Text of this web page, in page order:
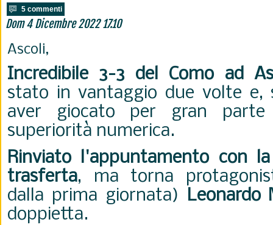
5 commenti
Dom 4 Dicembre 2022 17.10
Ascoli,
Incredibile 3-3 del Como ad
stato in vantaggio due volte e,
aver giocato per gran
superiorità numerica.
Rinviato l'appuntamento con
trasferta, ma torna
dalla prima giornata) Leonardo
doppietta.